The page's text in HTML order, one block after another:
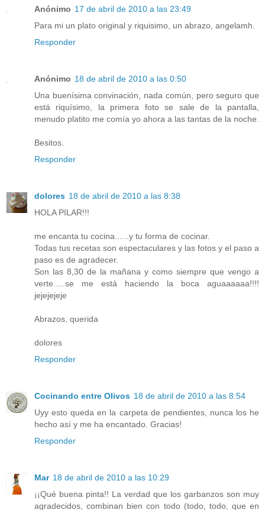
Anónimo 17 de abril de 2010 a las 23:49
Para mi un plato original y riquisimo, un abrazo, angelamh.
Responder
Anónimo 18 de abril de 2010 a las 0:50
Una buenísima convinación, nada común, pero seguro que
está riquísimo, la primera foto se sale de la pantalla,
menudo platito me comía yo ahora a las tantas de la noche.
Besitos.
Responder
dolores 18 de abril de 2010 a las 8:38
HOLA PILAR!!!
me encanta tu cocina......y tu forma de cocinar.
Todas tus recetas son espectaculares y las fotos y el paso a
paso es de agradecer.
Son las 8,30 de la mañana y como siempre que vengo a
verte.....se me está haciendo la boca aguaaaaaa!!!!
jejejejeje
Abrazos, querida
dolores
Responder
Cocinando entre Olivos 18 de abril de 2010 a las 8:54
Uyy esto queda en la carpeta de pendientes, nunca los he
hecho así y me ha encantado. Gracias!
Responder
Mar 18 de abril de 2010 a las 10:29
¡¡Qué buena pinta!! La verdad que los garbanzos son muy
agradecidos, combinan bien con todo (todo, todo, que en